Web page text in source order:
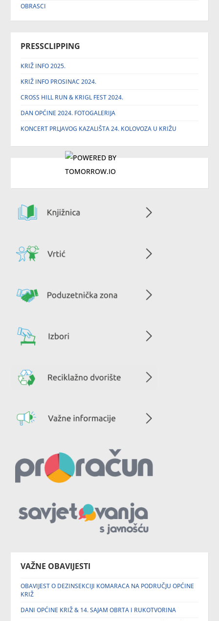
OBRASCI
PRESSCLIPPING
KRIŽ INFO 2025.
KRIŽ INFO PROSINAC 2024.
CROSS HILL RUN & KRIGL FEST 2024.
DAN OPĆINE 2024. FOTOGALERIJA
KONCERT PRLJAVOG KAZALIŠTA 24. KOLOVOZA U KRIŽU
VAŽNE OBAVIJESTI
OBAVIJEST O DEZINSEKCIJI KOMARACA NA PODRUČJU OPĆINE
KRIŽ
DANI OPĆINE KRIŽ & 14. SAJAM OBRTA I RUKOTVORINA